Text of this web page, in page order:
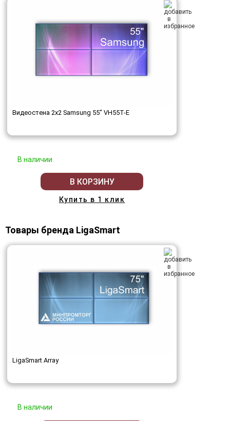
Видеостена 2x2 Samsung 55" VH55T-E
В наличии
В КОРЗИНУ
Купить в 1 клик
Товары бренда LigaSmart
LigaSmart Array
В наличии